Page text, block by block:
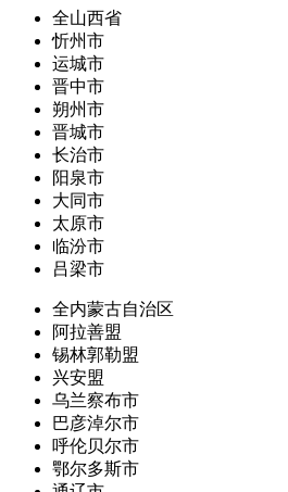
全山西省
忻州市
运城市
晋中市
朔州市
晋城市
长治市
阳泉市
大同市
太原市
临汾市
吕梁市
全内蒙古自治区
阿拉善盟
锡林郭勒盟
兴安盟
乌兰察布市
巴彦淖尔市
呼伦贝尔市
鄂尔多斯市